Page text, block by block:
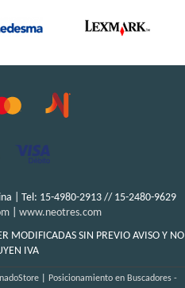
| Tel: 15-4980-2913 // 15-2480-9629
| www.neotres.com
MODIFICADAS SIN PREVIO AVISO Y NO
IVA
| Posicionamiento en Buscadores -